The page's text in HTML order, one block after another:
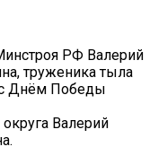
РФ Валерий
труженика тыла
с Днём Победы
Валерий